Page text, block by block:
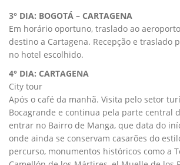
3° DIA: BOGOTÁ – CARTAGENA
Em horário oportuno, traslado ao
destino a Cartagena. Recepção e traslado
no hotel escolhido.
4° DIA: CARTAGENA
City tour
Após o café da manhã. Visita pelo setor
Bocagrande e continua pela parte central
entrar no Bairro de Manga, que data do
onde ainda se conservam casarões do
percurso, monumentos históricos como a